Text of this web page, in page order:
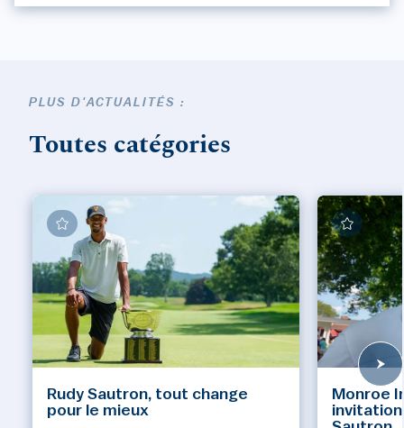
PLUS D'ACTUALITÉS :
Toutes catégories
Rudy Sautron, tout change
pour le mieux
Monroe
invitation